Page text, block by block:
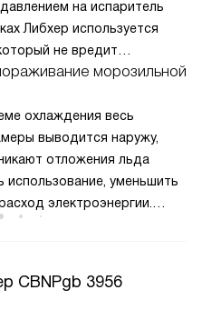
на испаритель
Либхер используется
не вредит
перегоняет его
принципу насоса. Чем
тем качественнее
затрачивается
морозильной
охлаждения весь
выводится наружу,
отложения льда
использование, уменьшить
электроэнергии.
CBNPgb 3956